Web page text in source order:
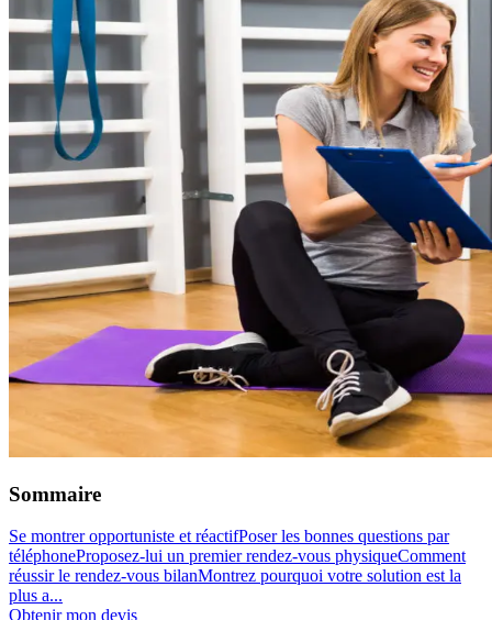
Sommaire
Se montrer opportuniste et réactifPoser les bonnes questions par
téléphoneProposez-lui un premier rendez-vous physiqueComment
réussir le rendez-vous bilanMontrez pourquoi votre solution est la
plus a...
Obtenir mon devis